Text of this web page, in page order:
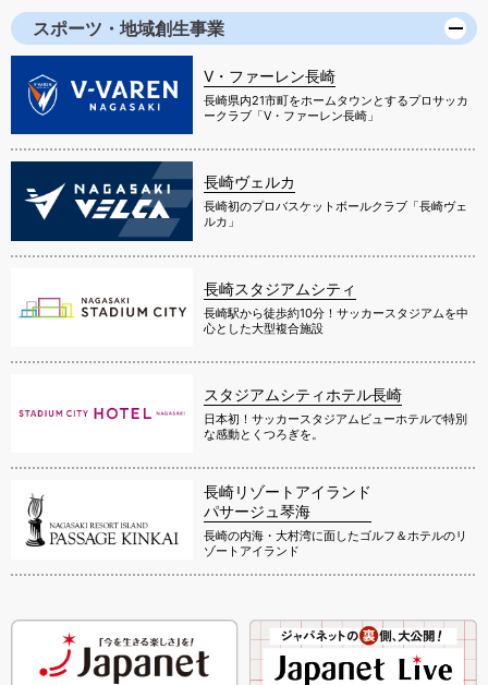
スポーツ・地域創生事業
V・ファーレン長崎
長崎県内21市町をホームタウンとするプロサッカ
ークラブ「V・ファーレン長崎」
長崎ヴェルカ
長崎初のプロバスケットボールクラブ「長崎ヴェ
ルカ」
長崎スタジアムシティ
長崎駅から徒歩約10分！サッカースタジアムを中
心とした大型複合施設
スタジアムシティホテル長崎
日本初！サッカースタジアムビューホテルで特別
な感動とくつろぎを。
長崎リゾートアイランド
パサージュ琴海
長崎の内海・大村湾に面したゴルフ＆ホテルのリ
ゾートアイランド